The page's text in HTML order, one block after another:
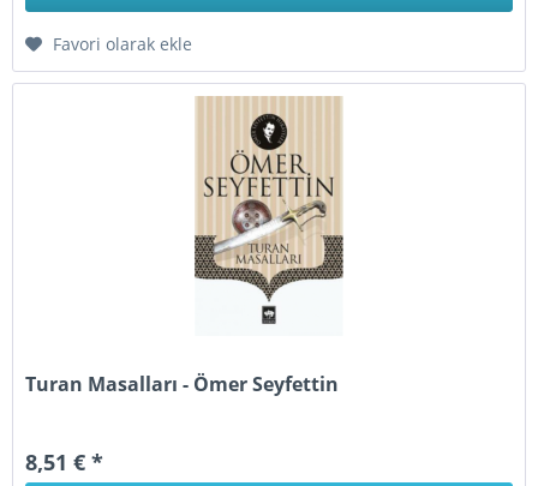
Favori olarak ekle
Turan Masalları - Ömer Seyfettin
8,51 € *